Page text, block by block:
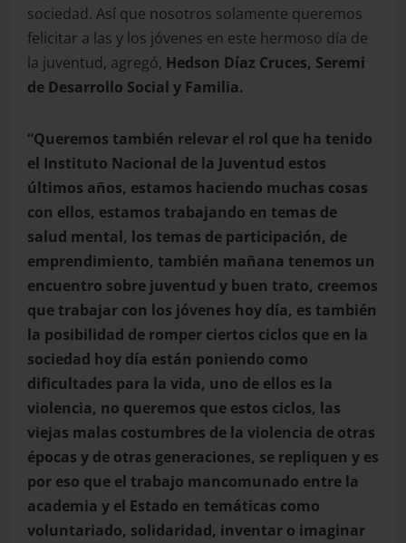
sociedad. Así que nosotros solamente queremos
felicitar a las y los jóvenes en este hermoso día de
la juventud, agregó, Hedson Díaz Cruces, Seremi
de Desarrollo Social y Familia.
“Queremos también relevar el rol que ha tenido
el Instituto Nacional de la Juventud estos
últimos años, estamos haciendo muchas cosas
con ellos, estamos trabajando en temas de
salud mental, los temas de participación, de
emprendimiento, también mañana tenemos un
encuentro sobre juventud y buen trato, creemos
que trabajar con los jóvenes hoy día, es también
la posibilidad de romper ciertos ciclos que en la
sociedad hoy día están poniendo como
dificultades para la vida, uno de ellos es la
violencia, no queremos que estos ciclos, las
viejas malas costumbres de la violencia de otras
épocas y de otras generaciones, se repliquen y es
por eso que el trabajo mancomunado entre la
academia y el Estado en temáticas como
voluntariado, solidaridad, inventar o imaginar